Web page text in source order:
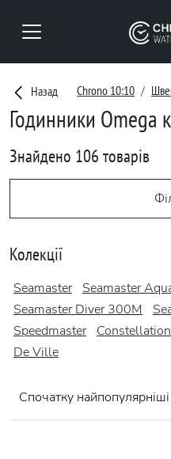
Назад Chrono 10:10
Годинники Omega
Знайдено 106 товарів
Колекції
Seamaster
Seamaster
Seamaster Diver 300M
Speedmaster
Constellation
De Ville
Спочатку найпопулярніші